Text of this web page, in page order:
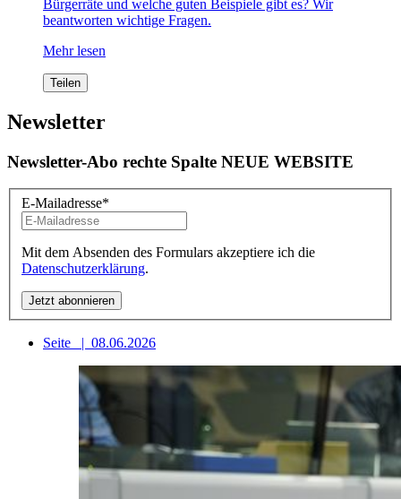
Bürgerräte und welche guten Beispiele gibt es? Wir
beantworten wichtige Fragen.
Mehr lesen
Teilen
Newsletter
Newsletter-Abo rechte Spalte NEUE WEBSITE
E-Mailadresse*
Mit dem Absenden des Formulars akzeptiere ich die
Datenschutzerklärung.
Seite | 08.06.2026